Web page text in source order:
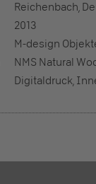
Reichenbach,
2013
M-design
NMS Natural
Digitaldruck,